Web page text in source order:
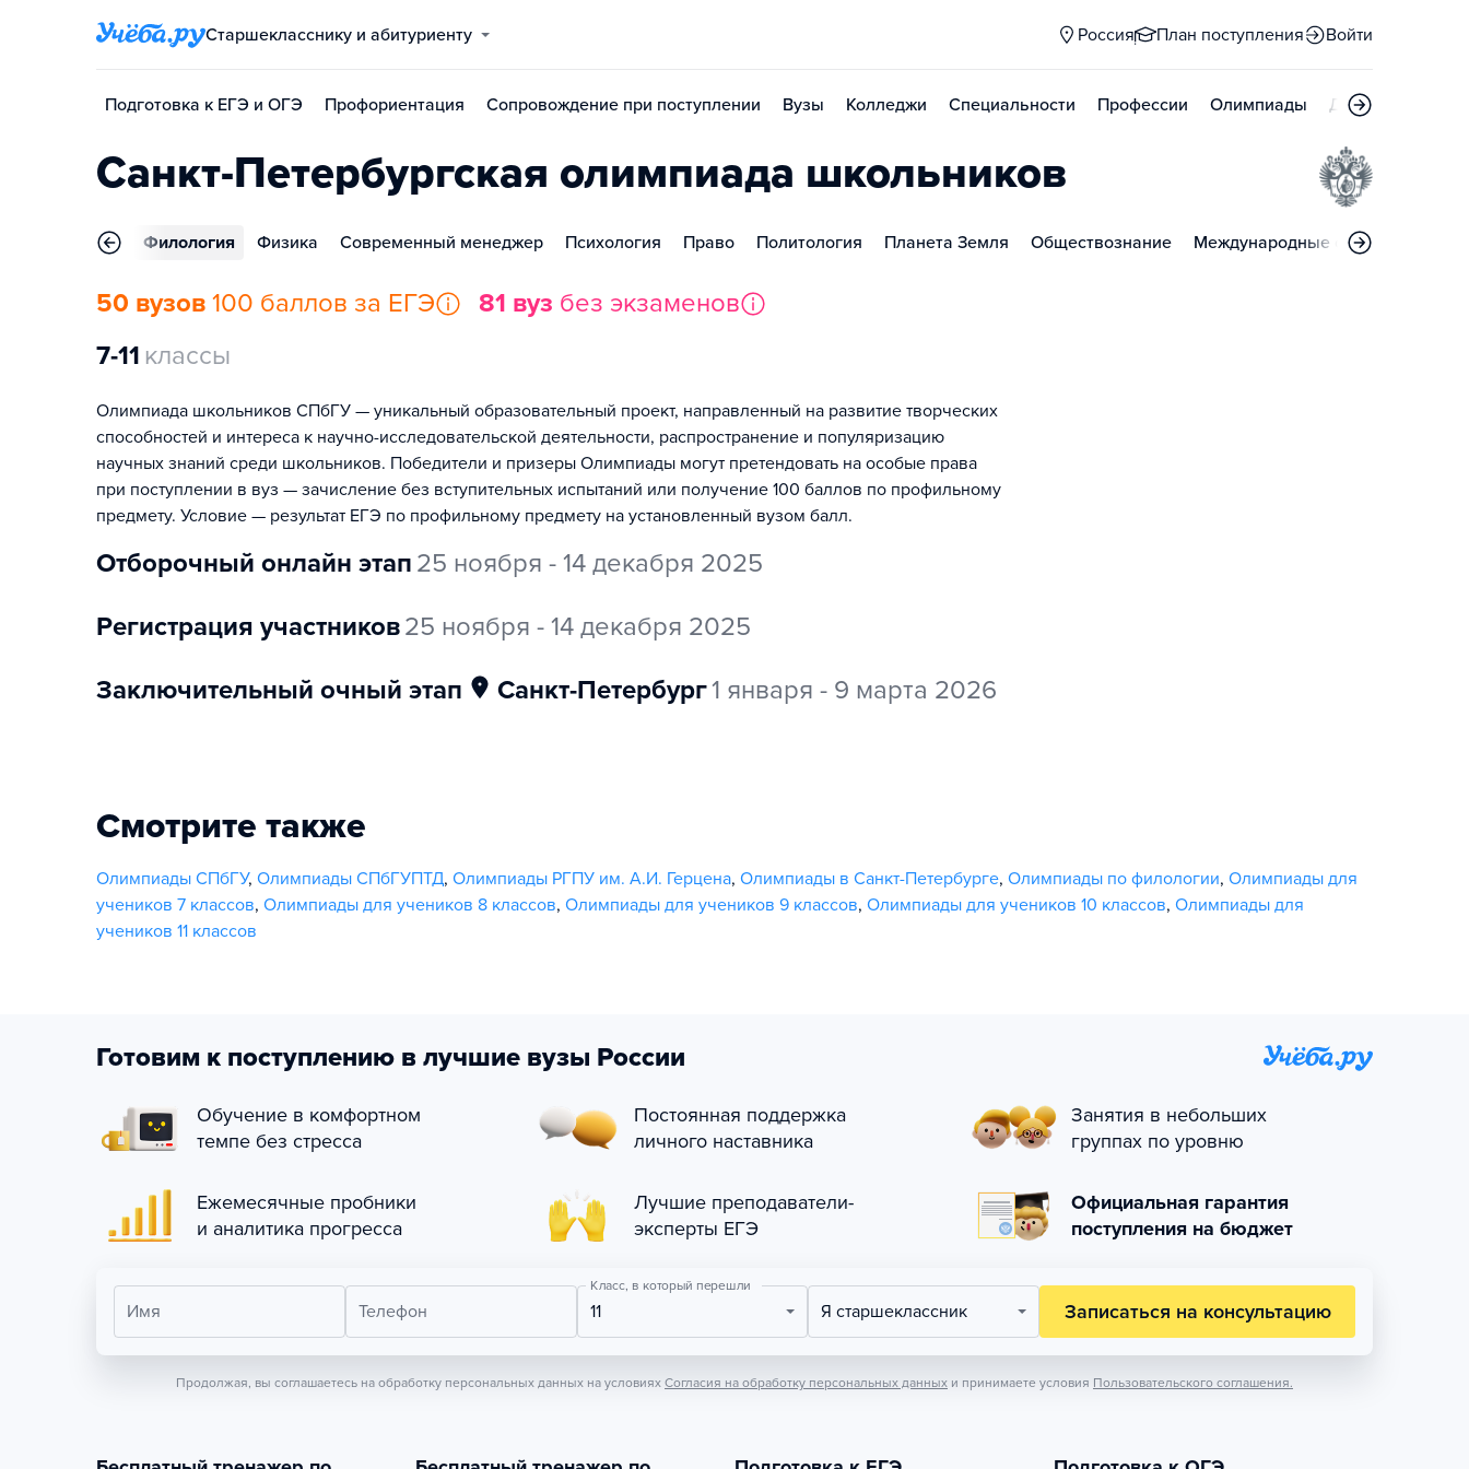
Старшекласснику и абитуриенту Россия План поступления Войти
Подготовка к ЕГЭ и ОГЭ Профориентация Сопровождение при поступлении Вузы Колледжи Специальности Профессии Олимпиады Дни открытых
Санкт-Петербургская олимпиада школьников
Филология Физика Современный менеджер Психология Право Политология Планета Земля Обществознание Международные отношения
50 вузов 100 баллов за ЕГЭ 81 вуз без экзаменов
7-11 классы
Олимпиада школьников СПбГУ — уникальный образовательный проект, направленный на развитие творческих
способностей и интереса к научно-исследовательской деятельности, распространение и популяризацию
научных знаний среди школьников. Победители и призеры Олимпиады могут претендовать на особые права
при поступлении в вуз — зачисление без вступительных испытаний или получение 100 баллов по профильному
предмету. Условие — результат ЕГЭ по профильному предмету на установленный вузом балл.
отборочный онлайн этап 25 ноября - 14 декабря 2025
регистрация участников25 ноября - 14 декабря 2025
заключительный очный этап
Санкт-Петербург 1 января - 9 марта 2026
Смотрите также
Олимпиады СПбГУ, Олимпиады СПбГУПТД, Олимпиады РГПУ им. А.И. Герцена, Олимпиады в Санкт-Петербурге, Олимпиады по филологии, Олимпиады для
учеников 7 классов, Олимпиады для учеников 8 классов, Олимпиады для учеников 9 классов, Олимпиады для учеников 10 классов, Олимпиады для
учеников 11 классов
Готовим к поступлению в лучшие вузы России
Обучение в комфортном
темпе без стресса
Постоянная поддержка
личного наставника
Занятия в небольших
группах по уровню
Ежемесячные пробники
и аналитика прогресса
Лучшие преподаватели-
эксперты ЕГЭ
Официальная гарантия
поступления на бюджет
Имя Телефон
Класс, в который перешли
11 Я старшеклассник Записаться на консультацию
Продолжая, вы соглашаетесь на обработку персональных данных на условиях Согласия на обработку персональных данных и принимаете условия Пользовательского соглашения.